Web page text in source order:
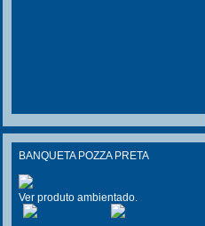
BANQUETA POZZA PRETA
Ver produto ambientado.